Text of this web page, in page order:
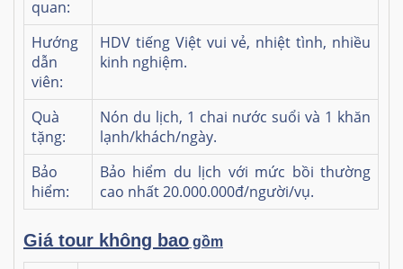
quan:
Hướng
dẫn
viên:
HDV tiếng Việt vui vẻ, nhiệt tình, nhiều
kinh nghiệm.
Quà
tặng:
Nón du lịch, 1 chai nước suổi và 1 khăn
lạnh/khách/ngày.
Bảo
hiểm:
Bảo hiểm du lịch với mức bồi thường
cao nhất 20.000.000đ/người/vụ.
Giá tour không bao gồm